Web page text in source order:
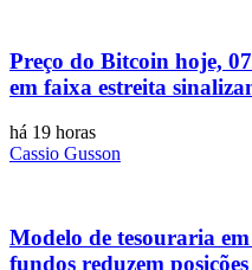
Preço do Bitcoin hoje,
em faixa estreita
há 19 horas
Cassio Gusson
Modelo de tesouraria
fundos reduzem